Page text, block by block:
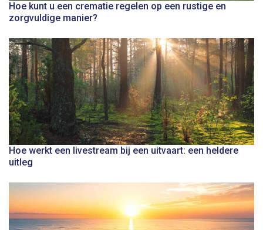
Hoe kunt u een crematie regelen op een rustige en
zorgvuldige manier?
Hoe werkt een livestream bij een uitvaart: een heldere
uitleg